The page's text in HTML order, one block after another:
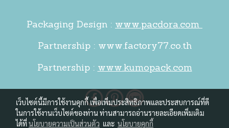
Packaging Design : www.pacdora.com
Partnership : www.factory77.co.th
Partnership : www.kumopack.com
เว็บไซต์นี้มีการใช้งานคุกกี้ เพื่อเพิ่มประสิทธิภาพและประสบการณ์ที่ดี
ในการใช้งานเว็บไซต์ของท่าน ท่านสามารถอ่านรายละเอียดเพิ่มเติม
ได้ที่นโยบายความเป็นส่วนตัว และ นโยบายคุกกี้